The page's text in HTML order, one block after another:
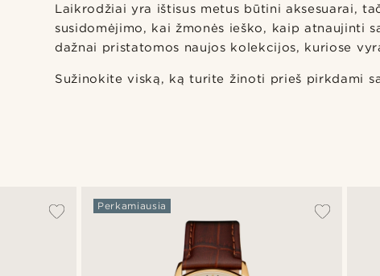
Laikrodžiai yra ištisus metus būtini aksesuarai,
susidomėjimo, kai žmonės ieško, kaip atnaujinti
dažnai pristatomos naujos kolekcijos, kuriose
Sužinokite viską, ką turite žinoti prieš pirkdami
Perkamiausia